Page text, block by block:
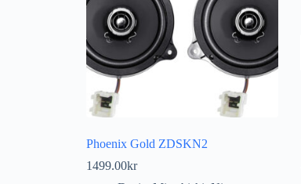
Phoenix Gold ZDSKN2
1499.00kr